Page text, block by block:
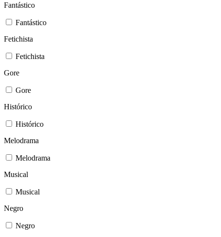
Fantástico
Fantástico
Fetichista
Fetichista
Gore
Gore
Histórico
Histórico
Melodrama
Melodrama
Musical
Musical
Negro
Negro